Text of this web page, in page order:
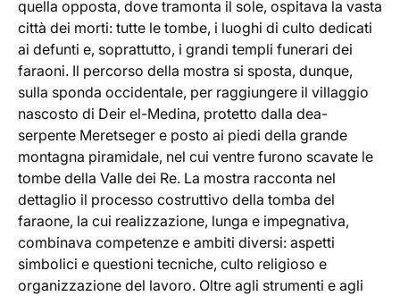
quella opposta, dove tramonta il sole, ospitava la vasta
città dei morti: tutte le tombe, i luoghi di culto dedicati
ai defunti e, soprattutto, i grandi templi funerari dei
faraoni. Il percorso della mostra si sposta, dunque,
sulla sponda occidentale, per raggiungere il villaggio
nascosto di Deir el-Medina, protetto dalla dea-
serpente Meretseger e posto ai piedi della grande
montagna piramidale, nel cui ventre furono scavate le
tombe della Valle dei Re. La mostra racconta nel
dettaglio il processo costruttivo della tomba del
faraone, la cui realizzazione, lunga e impegnativa,
combinava competenze e ambiti diversi: aspetti
simbolici e questioni tecniche, culto religioso e
organizzazione del lavoro. Oltre agli strumenti e agli